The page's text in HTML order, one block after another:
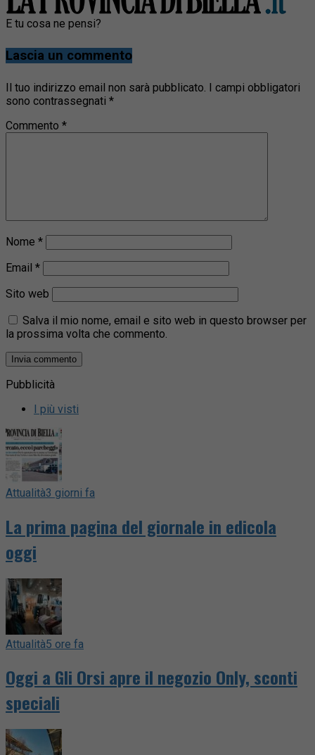
E tu cosa ne pensi?
Lascia un commento
Il tuo indirizzo email non sarà pubblicato. I campi obbligatori
sono contrassegnati *
Commento *
Nome *
Email *
Sito web
Salva il mio nome, email e sito web in questo browser per
la prossima volta che commento.
Pubblicità
I più visti
Attualità3 giorni fa
La prima pagina del giornale in edicola
oggi
Attualità5 ore fa
Oggi a Gli Orsi apre il negozio Only, sconti
speciali